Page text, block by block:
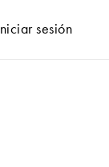
Iniciar sesión